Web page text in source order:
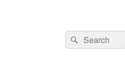
検
索:
検
索